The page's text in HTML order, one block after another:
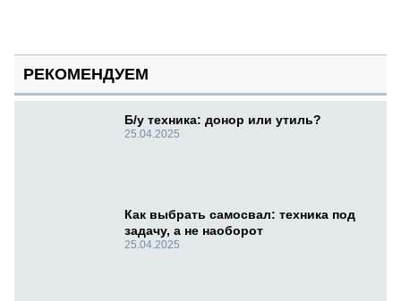
РЕКОМЕНДУЕМ
Б/у техника: донор или утиль?
25.04.2025
Как выбрать самосвал: техника под
задачу, а не наоборот
25.04.2025